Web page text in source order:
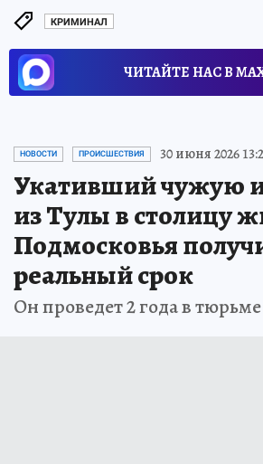
КРИМИНАЛ
ЧИТАЙТЕ НАС В
НОВОСТИ ПРОИСШЕСТВИЯ 30 июня 2026
Укативший чужую
из Тулы в столицу
Подмосковья
реальный срок
Он проведет 2 года в тюрьме